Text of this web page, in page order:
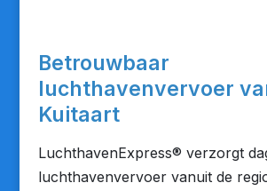
Betrouwbaar
luchthavenvervoer
Kuitaart
LuchthavenExpress® verzorgt
luchthavenvervoer vanuit de